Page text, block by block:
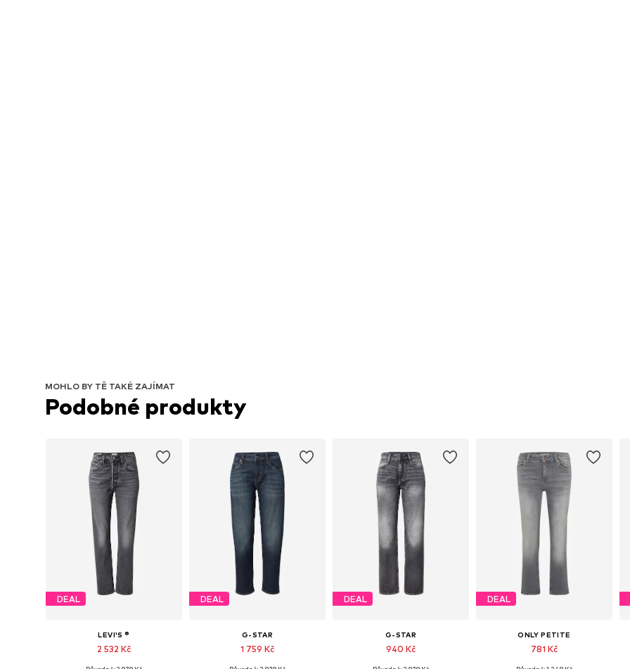
MOHLO BY TĚ TAKÉ ZAJÍMAT
Podobné produkty
DEAL
LEVI'S ®
2 532 Kč
DEAL
G-STAR
1 759 Kč
DEAL
G-STAR
940 Kč
DEAL
ONLY PETITE
781 Kč